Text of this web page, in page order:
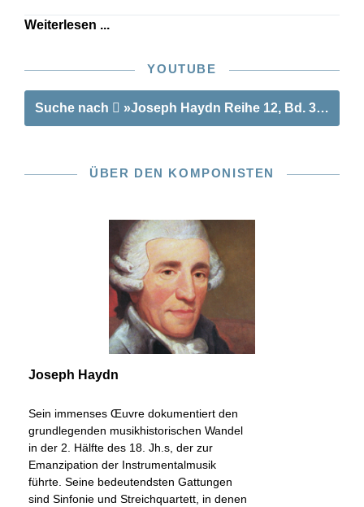
Weiterlesen ...
YOUTUBE
Suche nach »Joseph Haydn Reihe 12, Bd. 3 |
ÜBER DEN KOMPONISTEN
Joseph Haydn
Sein immenses Œuvre dokumentiert den
grundlegenden musikhistorischen Wandel
in der 2. Hälfte des 18. Jh.s, der zur
Emanzipation der Instrumentalmusik
führte. Seine bedeutendsten Gattungen
sind Sinfonie und Streichquartett, in denen